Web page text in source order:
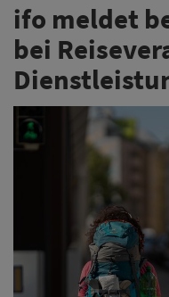
ifo meldet
bei